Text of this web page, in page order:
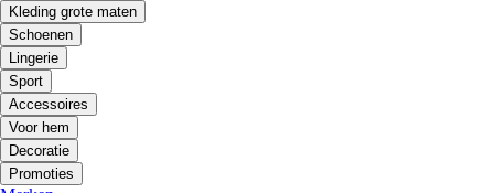
Kleding grote maten
Schoenen
Lingerie
Sport
Accessoires
Voor hem
Decoratie
Promoties